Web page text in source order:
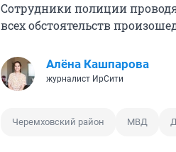
Сотрудники полиции
всех обстоятельств
Алёна Кашпарова
журналист ИрСити
Черемховский район МВД